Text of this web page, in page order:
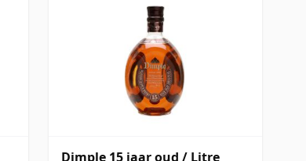
Dimple 15 jaar oud / Litre